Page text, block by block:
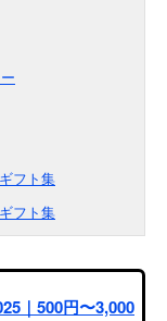
フト集
フト集
｜500円〜3,000